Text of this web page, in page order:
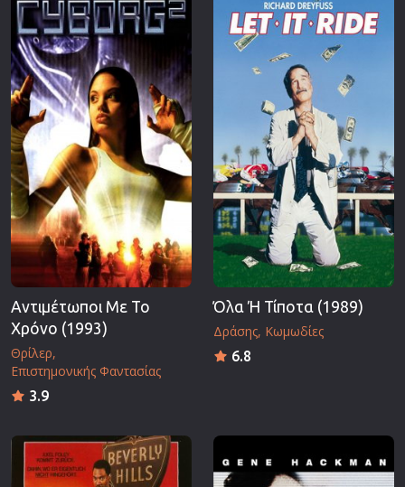
Αντιμέτωποι Με Το
Χρόνο (1993)
Θρίλερ
Επιστημονικής Φαντασίας
3.9
Όλα Ή Τίποτα (1989)
Δράσης Κωμωδίες
6.8